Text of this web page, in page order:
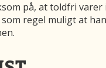
på, at toldfri varer
som regel muligt at